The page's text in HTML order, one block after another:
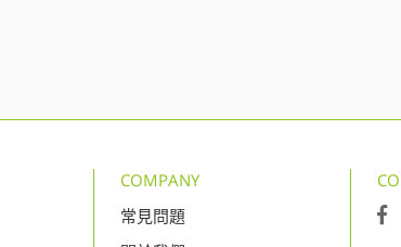
COMPANY
常見問題